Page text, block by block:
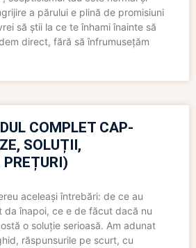
a părului e plină de promisiuni
să știi la ce te înhami înainte să
direct, fără să înfrumusețăm
COMPLET CAP-
SOLUȚII,
aceleași întrebări: de ce au
da înapoi, ce e de făcut dacă nu
o soluție serioasă. Am adunat
răspunsurile pe scurt, cu